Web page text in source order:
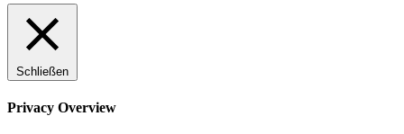
Schließen
Privacy Overview